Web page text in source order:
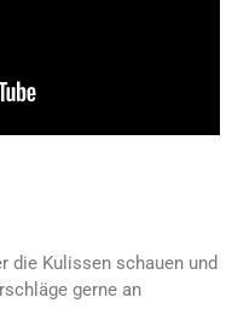
die Kulissen schauen und
gerne an